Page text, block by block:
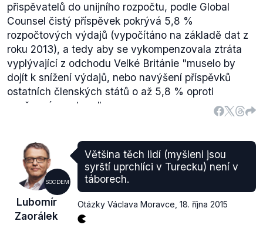
přispěvatelů do unijního rozpočtu, podle Global
Counsel čistý příspěvek pokrývá 5,8 %
rozpočtových výdajů (vypočítáno na základě dat z
roku 2013), a tedy aby se vykompenzovala ztráta
vyplývající z odchodu Velké Británie "muselo by
dojít k snížení výdajů, nebo navýšení příspěvků
ostatních členských států o až 5,8 % oproti
současnému stavu".
činily 141,2 miliard euro, z čehož
tedy při velmi hrubém zjednodušení rozpočtového
plánování by k ministrem Zaorálkem zmíněnému
výpadku 100 miliard (předpokládáme, že hovoří o
miliardách eur), došlo cca za bezmála 12 let (8,5
miliard * 12 = 102 miliard).
Podlepředpovědi britské vlády
SOCDEM
Lubomír
Zaorálek
Většina těch lidí (myšleni jsou
syrští uprchlíci v Turecku) není v
táborech.
Otázky Václava Moravce 18. října 2015